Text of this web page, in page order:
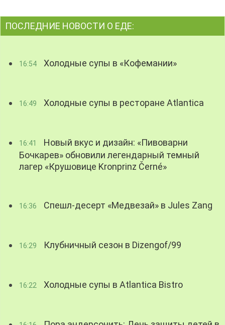
ПОСЛЕДНИЕ НОВОСТИ О ЕДЕ:
16:54 Холодные супы в «Кофемании»
16:49 Холодные супы в ресторане Atlantica
16:41
Новый вкус и дизайн: «Пивоварни
Бочкарев» обновили легендарный темный
лагер «Крушовице Kronprinz Černé»
16:36 Спешл-десерт «Медвезай» в Jules Zang
16:29 Клубничный сезон в Dizengof/99
16:22 Холодные супы в Atlantica Bistro